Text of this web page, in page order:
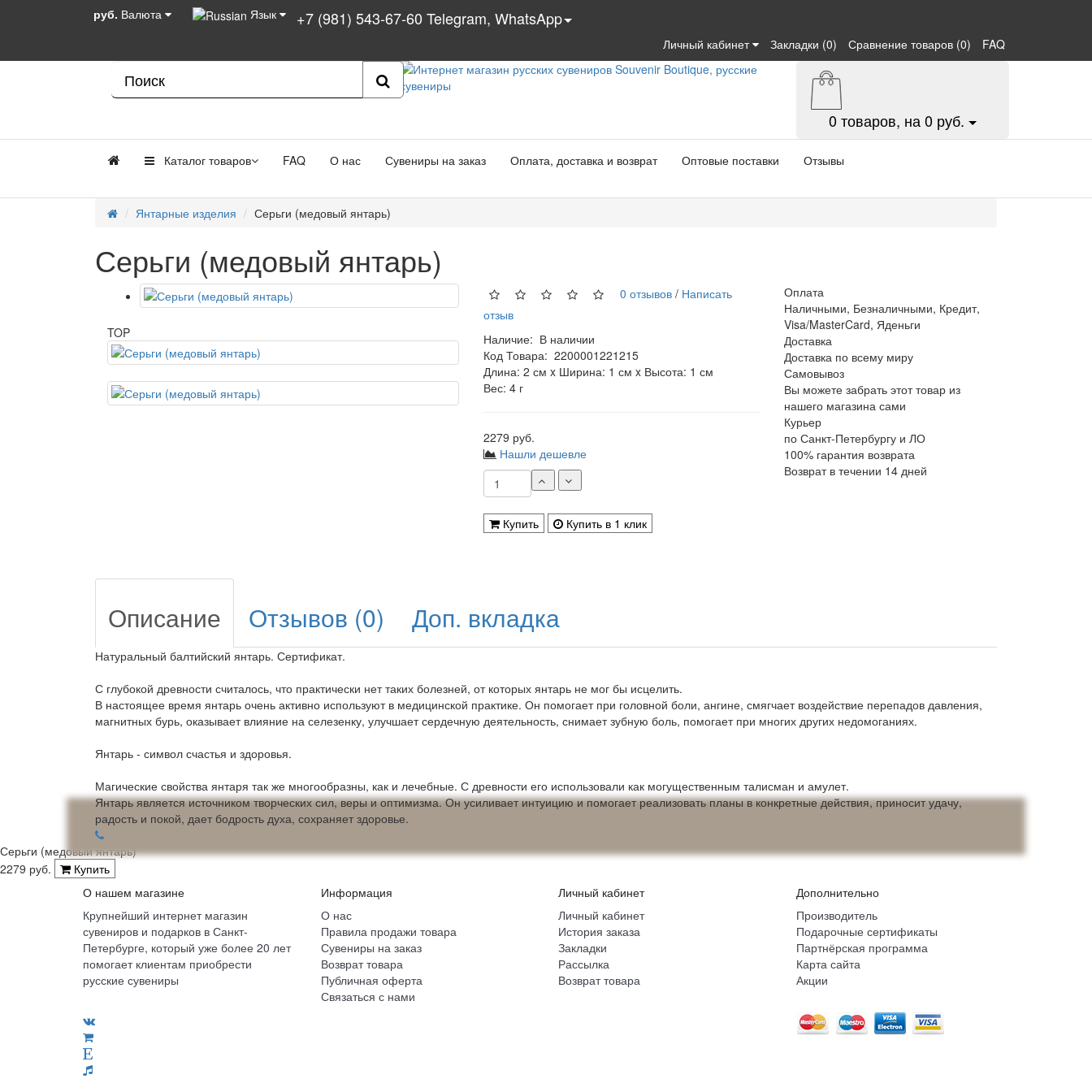
руб. Валюта Язык +7 (981) 543-67-60 Telegram, WhatsApp
Личный кабинет Закладки (0) Сравнение товаров (0) FAQ
0товаров, на 0 руб.
Каталог товаров FAQ О нас Сувениры на заказ Оплата, доставка и возврат Оптовые поставки Отзывы
Янтарные изделия Серьги (медовый янтарь)
Серьги (медовый янтарь)
TOP
0 отзывов / Написать
отзыв
Наличие: В наличии
Код Товара: 2200001221215
Длина: 2 см x Ширина: 1 см x Высота: 1 см
Вес: 4 г
2279 руб.
Нашли дешевле
Купить Купить в 1 клик
Оплата
Наличными, Безналичными, Кредит,
Visa/MasterCard, Яденьги
Доставка
Доставка по всему миру
Самовывоз
Вы можете забрать этот товар из
нашего магазина сами
Курьер
по Санкт-Петербургу и ЛО
100% гарантия возврата
Возврат в течении 14 дней
Описание Отзывов (0) Доп. вкладка
Натуральный балтийский янтарь. Сертификат.
С глубокой древности считалось, что практически нет таких болезней, от которых янтарь не мог бы исцелить.
В настоящее время янтарь очень активно используют в медицинской практике. Он помогает при головной боли, ангине, смягчает воздействие перепадов давления,
магнитных бурь, оказывает влияние на селезенку, улучшает сердечную деятельность, снимает зубную боль, помогает при многих других недомоганиях.
Янтарь - символ счастья и здоровья.
Магические свойства янтаря так же многообразны, как и лечебные. С древности его использовали как могущественным талисман и амулет.
Янтарь является источником творческих сил, веры и оптимизма. Он усиливает интуицию и помогает реализовать планы в конкретные действия, приносит удачу,
радость и покой, дает бодрость духа, сохраняет здоровье.
Серьги (медовый янтарь)
2279 руб.
Купить
О нашем магазине
Крупнейший интернет магазин
сувениров и подарков в Санкт-
Петербурге, который уже более 20 лет
помогает клиентам приобрести
русские сувениры
Информация
О нас
Правила продажи товара
Сувениры на заказ
Возврат товара
Публичная оферта
Связаться с нами
Личный кабинет
Личный кабинет
История заказа
Закладки
Рассылка
Возврат товара
Дополнительно
Производитель
Подарочные сертификаты
Партнёрская программа
Карта сайта
Акции